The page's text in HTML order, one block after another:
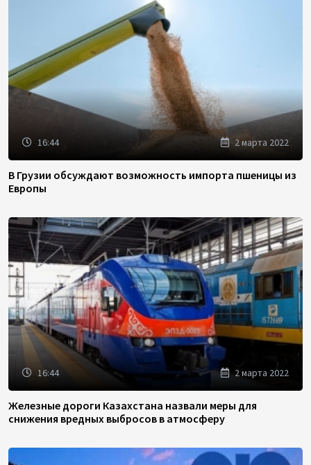
16:44 2 марта 2022
В Грузии обсуждают возможность импорта пшеницы из
Европы
16:44 2 марта 2022
Железные дороги Казахстана назвали меры для
снижения вредных выбросов в атмосферу